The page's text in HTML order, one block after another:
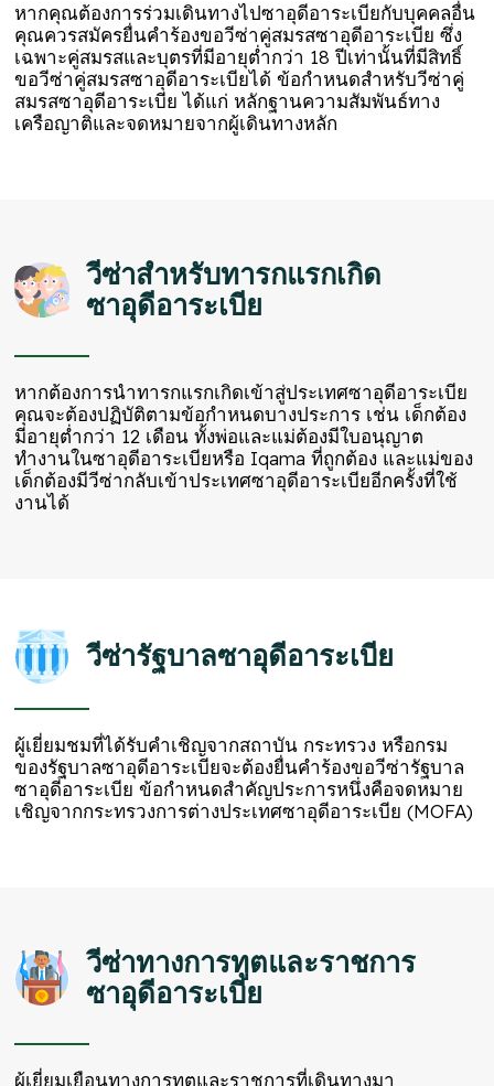
หากคุณต้องการร่วมเดินทางไปซาอุดีอาระเบียกับบุคคลอื่น
คุณควรสมัครยื่นคำร้องขอวีซ่าคู่สมรสซาอุดีอาระเบีย ซึ่ง
เฉพาะคู่สมรสและบุตรที่มีอายุต่ำกว่า 18 ปีเท่านั้นที่มีสิทธิ์
ขอวีซ่าคู่สมรสซาอุดีอาระเบียได้ ข้อกำหนดสำหรับวีซ่าคู่
สมรสซาอุดีอาระเบีย ได้แก่ หลักฐานความสัมพันธ์ทาง
เครือญาติและจดหมายจากผู้เดินทางหลัก
วีซ่าสำหรับทารกแรกเกิด
ซาอุดีอาระเบีย
หากต้องการนำทารกแรกเกิดเข้าสู่ประเทศซาอุดีอาระเบีย
คุณจะต้องปฏิบัติตามข้อกำหนดบางประการ เช่น เด็กต้อง
มีอายุต่ำกว่า 12 เดือน ทั้งพ่อและแม่ต้องมีใบอนุญาต
ทำงานในซาอุดีอาระเบียหรือ Iqama ที่ถูกต้อง และแม่ของ
เด็กต้องมีวีซ่ากลับเข้าประเทศซาอุดีอาระเบียอีกครั้งที่ใช้
งานได้
วีซ่ารัฐบาลซาอุดีอาระเบีย
ผู้เยี่ยมชมที่ได้รับคำเชิญจากสถาบัน กระทรวง หรือกรม
ของรัฐบาลซาอุดีอาระเบียจะต้องยื่นคำร้องขอวีซ่ารัฐบาล
ซาอุดีอาระเบีย ข้อกำหนดสำคัญประการหนึ่งคือจดหมาย
เชิญจากกระทรวงการต่างประเทศซาอุดีอาระเบีย (MOFA)
วีซ่าทางการทูตและราชการ
ซาอุดีอาระเบีย
ผู้เยี่ยมเยือนทางการทูตและราชการที่เดินทางมา